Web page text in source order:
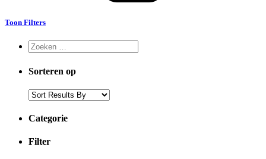
Toon Filters
Sorteren op
Categorie
Filter